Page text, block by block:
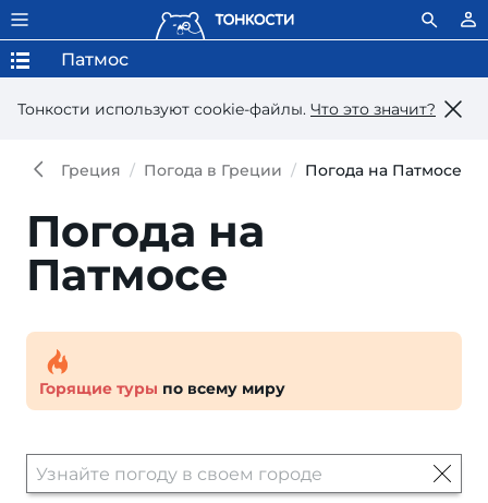
Тонкости используют сookie-файлы. Что это значит?
Патмос
Греция Погода в Греции Погода на Патмосе
Погода на
Патмосе
Горящие туры по всему миру